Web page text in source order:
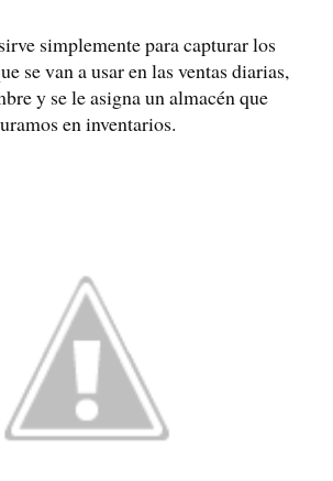
simplemente para capturar los
se van a usar en las ventas diarias,
y se le asigna un almacén que
en inventarios.